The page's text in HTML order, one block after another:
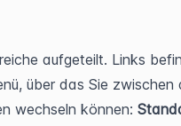
über das Sie zwischen
wechseln können: